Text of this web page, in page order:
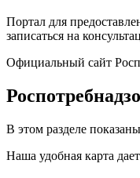
Портал для
записаться на
Официальный сайт
В этом разделе
Наша удобная карта